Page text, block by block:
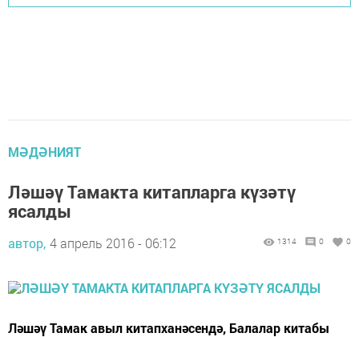
МӘДӘНИЯТ
Ләшәү Тамакта китапларга күзәтү
ясалды
автор, 4 апрель 2016 - 06:12 1314 0 0
Ләшәү Тамак авыл китапханәсендә, Балалар китабы